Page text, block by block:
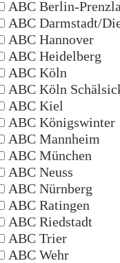
ABC Berlin-
ABC Darmstadt/
ABC Hannover
ABC Heidelberg
ABC Köln
ABC Köln
ABC Kiel
ABC Königswinter
ABC Mannheim
ABC München
ABC Neuss
ABC Nürnberg
ABC Ratingen
ABC Riedstadt
ABC Trier
ABC Wehr